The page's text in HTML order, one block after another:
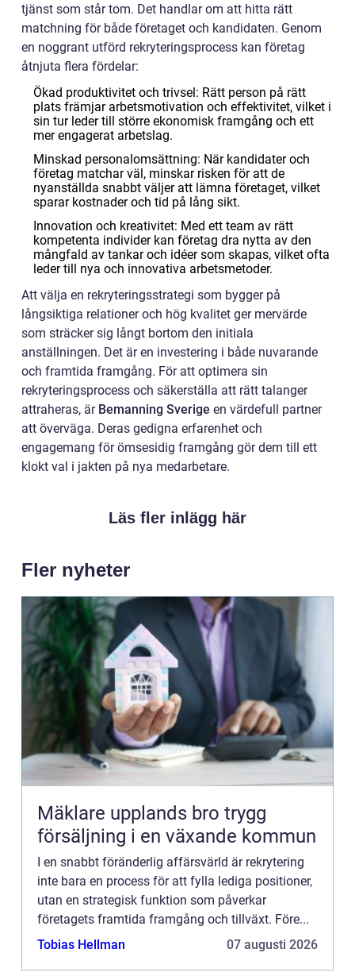
tjänst som står tom. Det handlar om att hitta rätt
matchning för både företaget och kandidaten. Genom
en noggrant utförd rekryteringsprocess kan företag
åtnjuta flera fördelar:
Ökad produktivitet och trivsel: Rätt person på rätt
plats främjar arbetsmotivation och effektivitet, vilket i
sin tur leder till större ekonomisk framgång och ett
mer engagerat arbetslag.
Minskad personalomsättning: När kandidater och
företag matchar väl, minskar risken för att de
nyanställda snabbt väljer att lämna företaget, vilket
sparar kostnader och tid på lång sikt.
Innovation och kreativitet: Med ett team av rätt
kompetenta individer kan företag dra nytta av den
mångfald av tankar och idéer som skapas, vilket ofta
leder till nya och innovativa arbetsmetoder.
Att välja en rekryteringsstrategi som bygger på
långsiktiga relationer och hög kvalitet ger mervärde
som sträcker sig långt bortom den initiala
anställningen. Det är en investering i både nuvarande
och framtida framgång. För att optimera sin
rekryteringsprocess och säkerställa att rätt talanger
attraheras, ärBemanning Sverige en värdefull partner
att överväga. Deras gedigna erfarenhet och
engagemang för ömsesidig framgång gör dem till ett
klokt val i jakten på nya medarbetare.
Läs fler inlägg här
Fler nyheter
Mäklare upplands bro trygg
försäljning i en växande kommun
I en snabbt föränderlig affärsvärld är rekrytering
inte bara en process för att fylla lediga positioner,
utan en strategisk funktion som påverkar
företagets framtida framgång och tillväxt. Före...
Tobias Hellman
07 augusti 2026